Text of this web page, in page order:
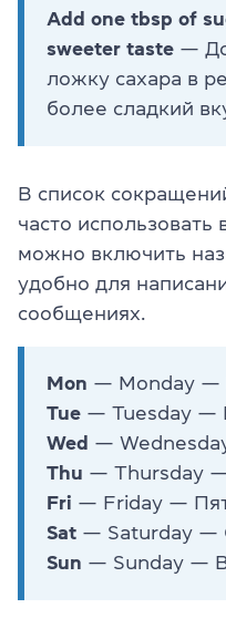
Add one tbsp of
sweeter taste —
ложку сахара в
более сладкий
В список
часто использовать
можно включить
удобно для
сообщениях.
Mon — Monday —
Tue — Tuesday —
Wed —
Thu — Thursday
Fri — Friday —
Sat — Saturday —
Sun — Sunday —